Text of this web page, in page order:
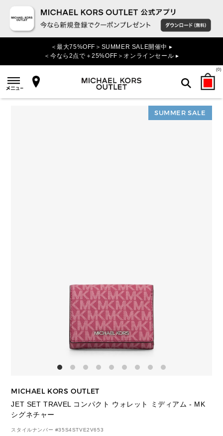
＜最大75%OFF＞SUMMER SALE開催中 ▸
＜今なら2点で＋25%OFF＞オンラインセール ▸
(0)
検索
SUMMER SALE
MICHAEL KORS OUTLET
JET SET TRAVEL コンパクト ウォレット ミディアム - MK
シグネチャー
スタイルナンバー #35S4STVE2V653